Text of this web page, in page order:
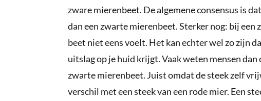
zware mierenbeet. De algemene consensus is
dan een zwarte mierenbeet. Sterker nog: bij een
beet niet eens voelt. Het kan echter wel zo zijn
uitslag op je huid krijgt. Vaak weten mensen
zwarte mierenbeet. Juist omdat de steek zelf
verschil met een steek van een rode mier. Een